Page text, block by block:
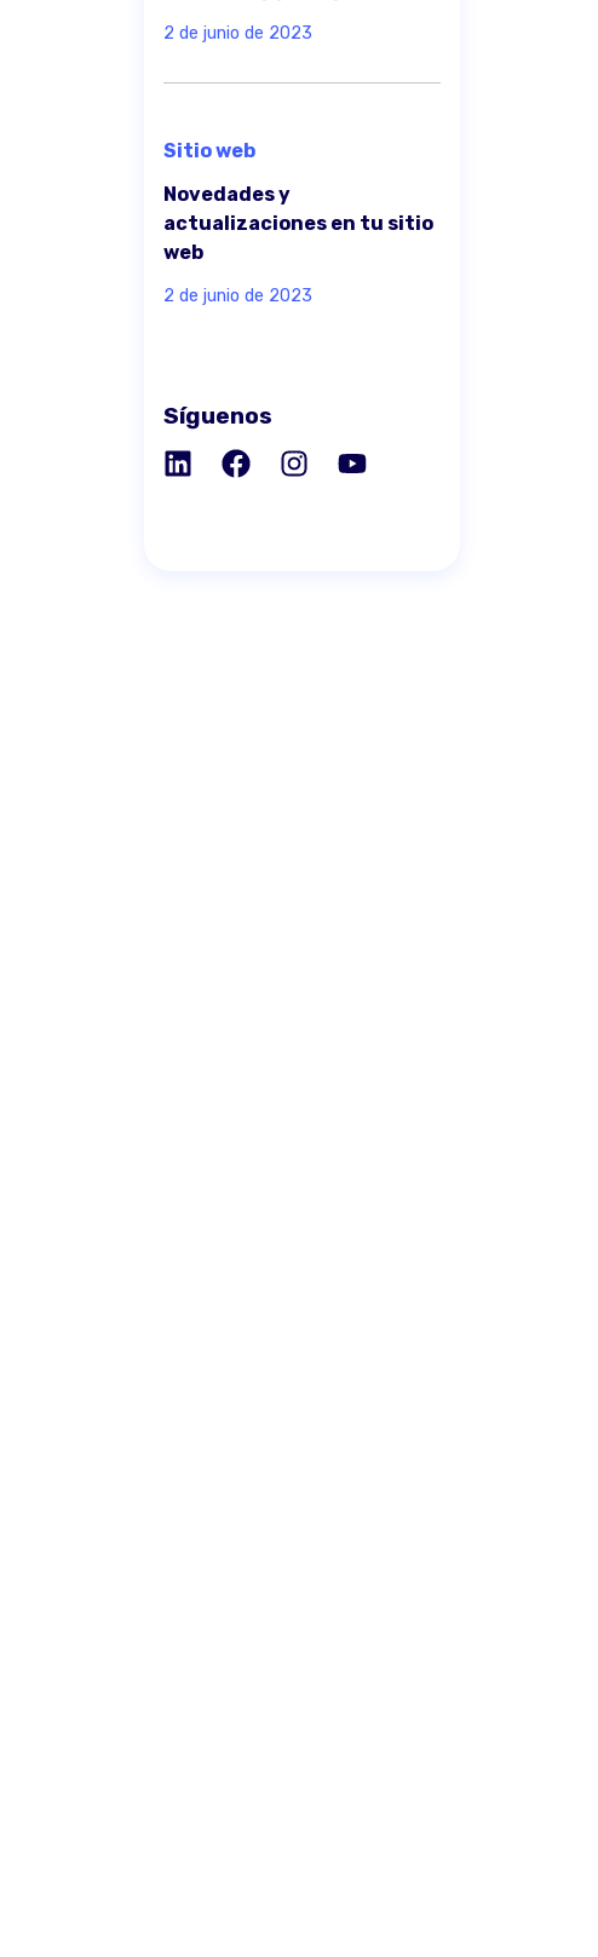
2 de junio de 2023
Sitio web
Novedades y
actualizaciones en tu sitio
web
2 de junio de 2023
Síguenos